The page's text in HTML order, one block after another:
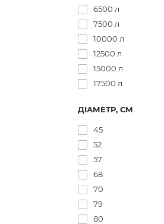
6500 л
7500 л
10000 л
12500 л
15000 л
17500 л
ДІАМЕТР, СМ
45
52
57
68
70
79
80